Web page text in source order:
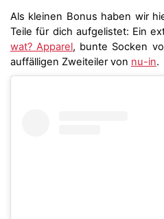
Als kleinen Bonus haben wir
Teile für dich aufgelistet: Ein
wat? Apparel, bunte Socken
auffälligen Zweiteiler von nu-in.